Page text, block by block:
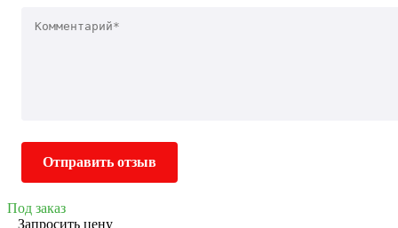
Отправить отзыв
Под заказ
Запросить цену